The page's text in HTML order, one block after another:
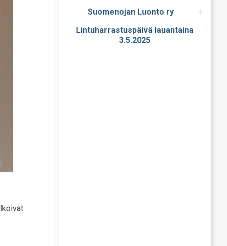
Suomenojan Luonto ry
Lintuharrastuspäivä lauantaina
3.5.2025